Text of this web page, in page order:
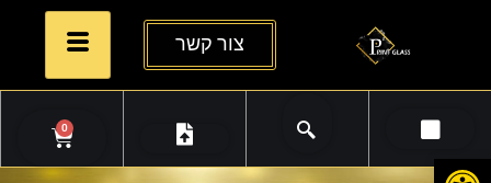
צור קשר
0
פתח סרגל נגישות